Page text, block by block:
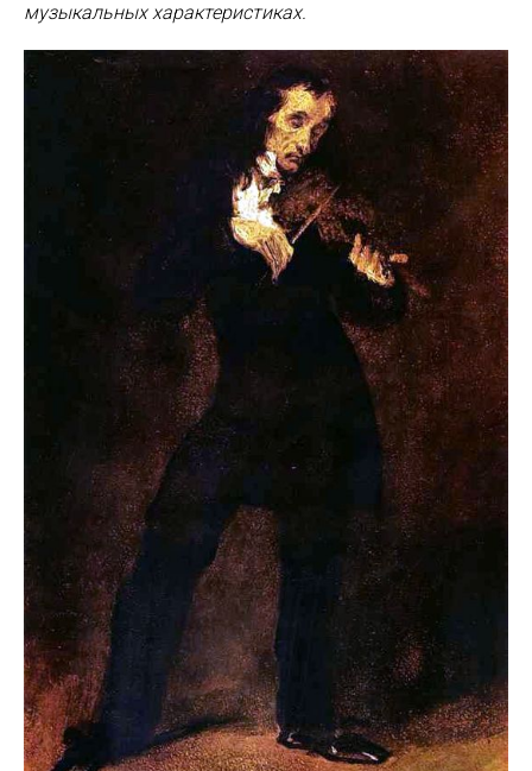
музыкальных характеристиках.